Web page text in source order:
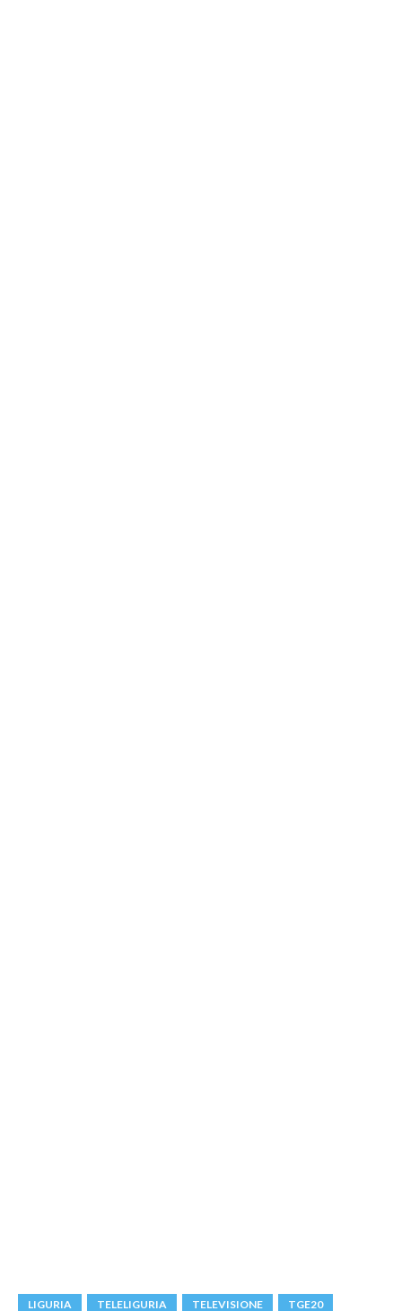
LIGURIA TELELIGURIA TELEVISIONE TGE20